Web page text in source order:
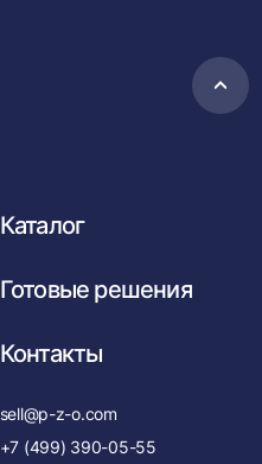
в
Каталог
Готовые решения
Контакты
sell@p-z-o.com
+7 (499) 390-05-55